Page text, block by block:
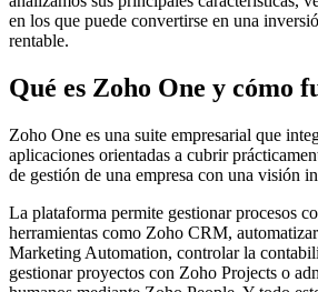
en los que puede convertirse en una
rentable.
Qué es Zoho One y cómo
Zoho One es una suite empresarial que
aplicaciones orientadas a cubrir
de gestión de una empresa con una visión
La plataforma permite gestionar procesos
herramientas como Zoho CRM,
Marketing Automation, controlar la
gestionar proyectos con Zoho Projects o